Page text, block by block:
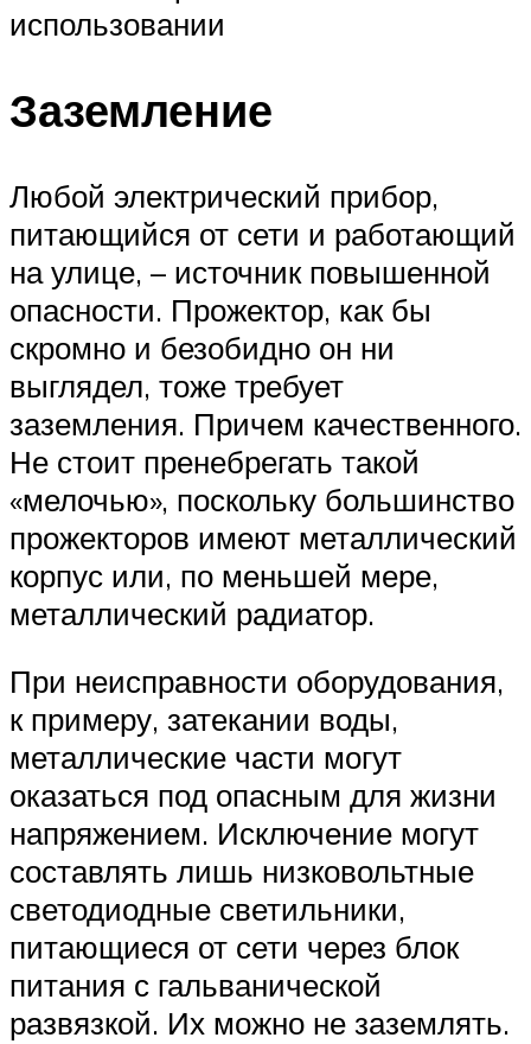
использовании
Заземление
Любой электрический прибор,
питающийся от сети и работающий
на улице, – источник повышенной
опасности. Прожектор, как бы
скромно и безобидно он ни
выглядел, тоже требует
заземления. Причем качественного.
Не стоит пренебрегать такой
«мелочью», поскольку большинство
прожекторов имеют металлический
корпус или, по меньшей мере,
металлический радиатор.
При неисправности оборудования,
к примеру, затекании воды,
металлические части могут
оказаться под опасным для жизни
напряжением. Исключение могут
составлять лишь низковольтные
светодиодные светильники,
питающиеся от сети через блок
питания с гальванической
развязкой. Их можно не заземлять.